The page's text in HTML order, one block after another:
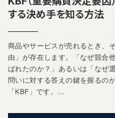
する決め手を知る方法
商品やサービスが売れるとき、
由」が存在します。「なぜ競合
ばれたのか？」あるいは「なぜ
問いに対する答えの鍵を握るの
「KBF」です。…